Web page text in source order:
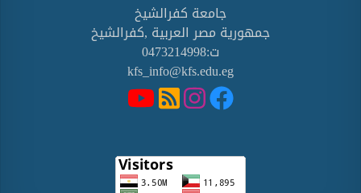
جامعة كفرالشيخ
جمهورية مصر العربية ,كفرالشيخ
ت:0473214998
kfs_info@kfs.edu.eg